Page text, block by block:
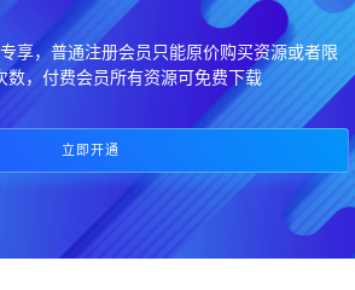
享，普通注册会员只能原价购买资源或者限
数，付费会员所有资源可免费下载
立即开通